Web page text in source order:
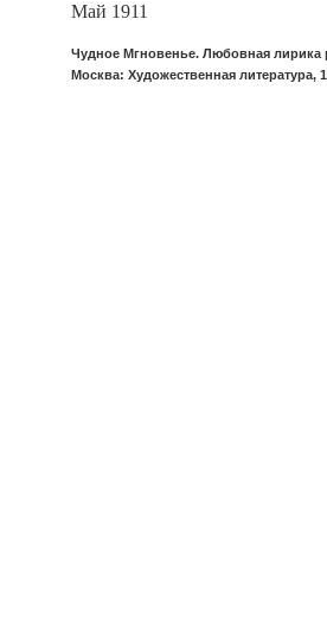
Май 1911
Чудное Мгновенье. Любовная лирика
Москва: Художественная литература,